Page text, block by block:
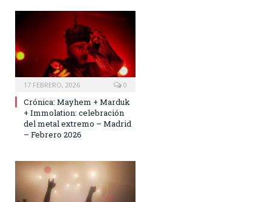
17 FEBRERO, 2026 0
Crónica: Mayhem + Marduk
+ Immolation: celebración
del metal extremo – Madrid
– Febrero 2026